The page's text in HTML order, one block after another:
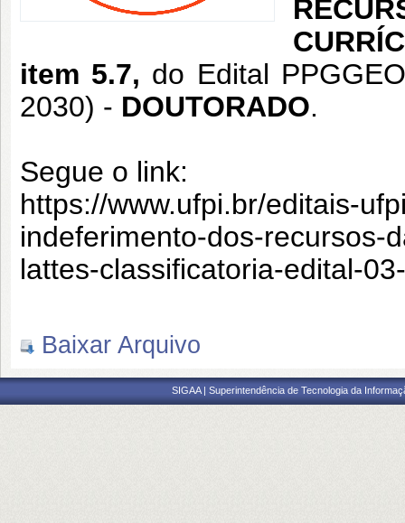
item 5.7, do Edital
2030) - DOUTORADO.
Segue o link:
https://www.ufpi.br/editais-
indeferimento-dos-recursos-
lattes-classificatoria-edital-
Baixar Arquivo
SIGAA | Superintendência de Tecnologia da